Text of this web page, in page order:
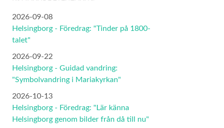
2026-09-08
Helsingborg - Föredrag: "Tinder på 1800-
talet"
2026-09-22
Helsingborg - Guidad vandring:
"Symbolvandring i Mariakyrkan"
2026-10-13
Helsingborg - Föredrag: "Lär känna
Helsingborg genom bilder från då till nu"